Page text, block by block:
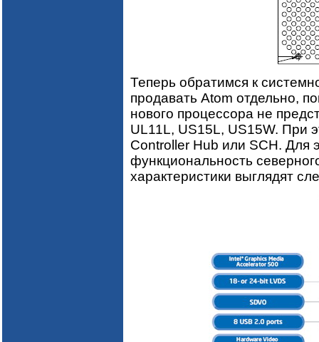
Теперь обратимся к
продавать Atom отдельно,
нового процессора не
UL11L, US15L, US15W. При
Controller Hub или SCH. Для
функциональность
характеристики выглядят